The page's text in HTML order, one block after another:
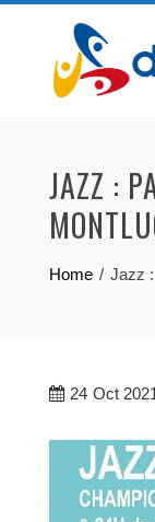
content
JAZZ :
Home Jazz
24 Oct